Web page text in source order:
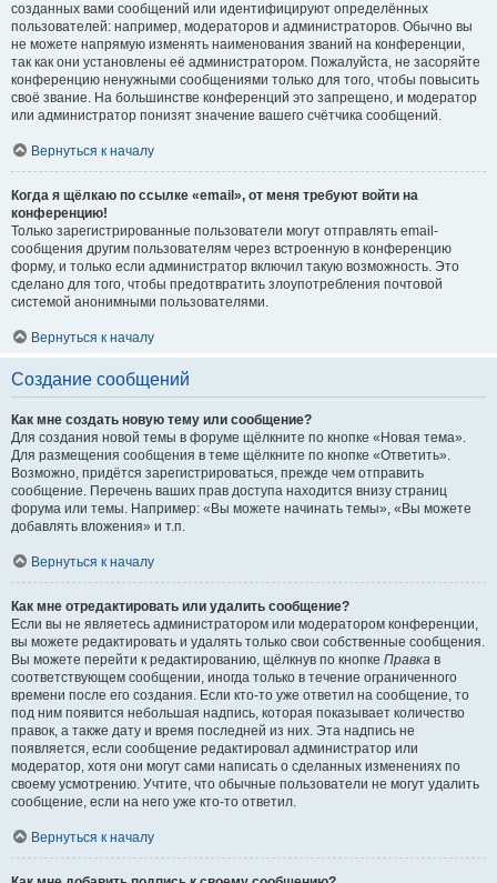
созданных вами сообщений или идентифицируют определённых
пользователей: например, модераторов и администраторов. Обычно вы
не можете напрямую изменять наименования званий на конференции,
так как они установлены её администратором. Пожалуйста, не засоряйте
конференцию ненужными сообщениями только для того, чтобы повысить
своё звание. На большинстве конференций это запрещено, и модератор
или администратор понизят значение вашего счётчика сообщений.
Вернуться к началу
Когда я щёлкаю по ссылке «email», от меня требуют войти на
конференцию!
Только зарегистрированные пользователи могут отправлять email-
сообщения другим пользователям через встроенную в конференцию
форму, и только если администратор включил такую возможность. Это
сделано для того, чтобы предотвратить злоупотребления почтовой
системой анонимными пользователями.
Вернуться к началу
Создание сообщений
Как мне создать новую тему или сообщение?
Для создания новой темы в форуме щёлкните по кнопке «Новая тема».
Для размещения сообщения в теме щёлкните по кнопке «Ответить».
Возможно, придётся зарегистрироваться, прежде чем отправить
сообщение. Перечень ваших прав доступа находится внизу страниц
форума или темы. Например: «Вы можете начинать темы», «Вы можете
добавлять вложения» и т.п.
Вернуться к началу
Как мне отредактировать или удалить сообщение?
Если вы не являетесь администратором или модератором конференции,
вы можете редактировать и удалять только свои собственные сообщения.
Вы можете перейти к редактированию, щёлкнув по кнопке Правка в
соответствующем сообщении, иногда только в течение ограниченного
времени после его создания. Если кто-то уже ответил на сообщение, то
под ним появится небольшая надпись, которая показывает количество
правок, а также дату и время последней из них. Эта надпись не
появляется, если сообщение редактировал администратор или
модератор, хотя они могут сами написать о сделанных изменениях по
своему усмотрению. Учтите, что обычные пользователи не могут удалить
сообщение, если на него уже кто-то ответил.
Вернуться к началу